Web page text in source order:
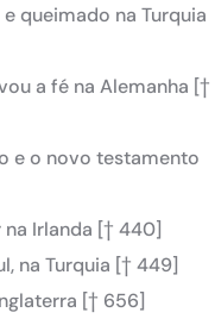
queimado na Turquia
a fé na Alemanha [†
e o novo testamento
Irlanda [† 440]
na Turquia [† 449]
[† 656]